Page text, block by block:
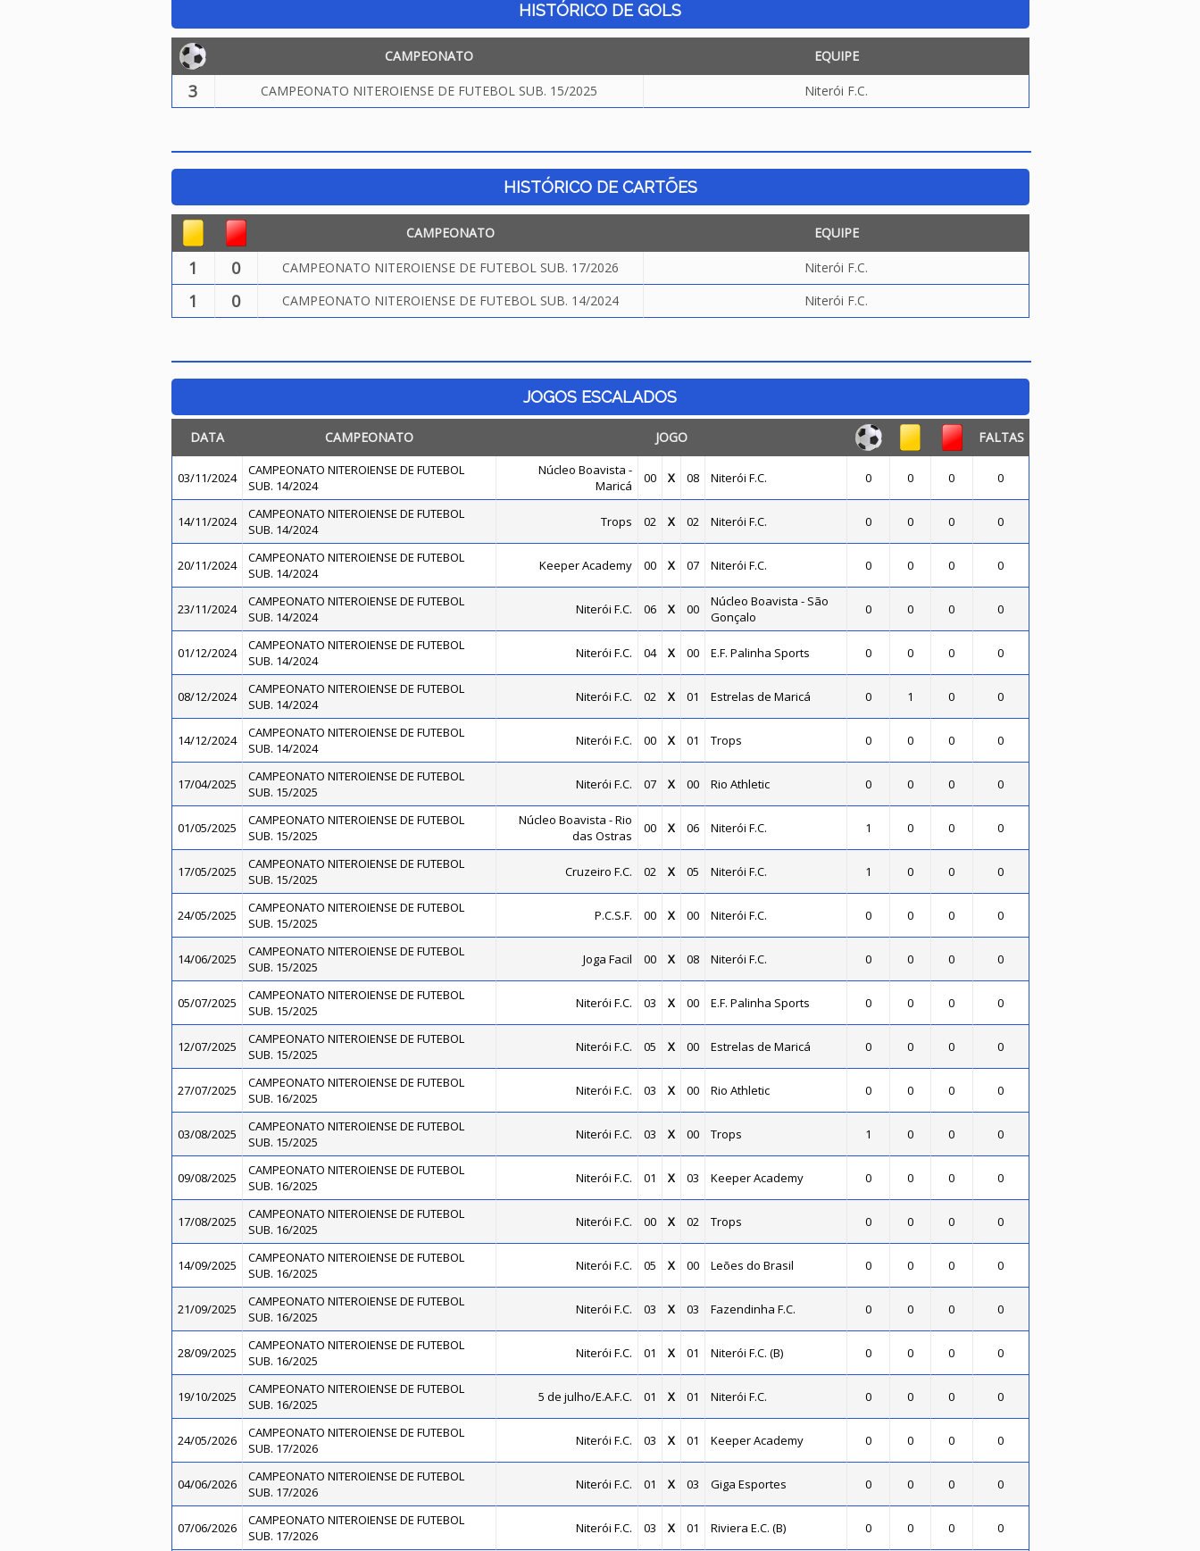
HISTÓRICO DE GOLS
CAMPEONATO EQUIPE
3 CAMPEONATO NITEROIENSE DE FUTEBOL SUB. 15/2025 Niterói F.C.
HISTÓRICO DE CARTÕES
CAMPEONATO EQUIPE
1 0 CAMPEONATO NITEROIENSE DE FUTEBOL SUB. 17/2026 Niterói F.C.
1 0 CAMPEONATO NITEROIENSE DE FUTEBOL SUB. 14/2024 Niterói F.C.
JOGOS ESCALADOS
DATA CAMPEONATO JOGO FALTAS
03/11/2024
CAMPEONATO NITEROIENSE DE FUTEBOL
SUB. 14/2024
Núcleo Boavista -
Maricá
00 X 08 Niterói F.C. 0 0 0 0
14/11/2024
CAMPEONATO NITEROIENSE DE FUTEBOL
SUB. 14/2024
Trops 02 X 02 Niterói F.C. 0 0 0 0
20/11/2024
CAMPEONATO NITEROIENSE DE FUTEBOL
SUB. 14/2024
Keeper Academy 00 X 07 Niterói F.C. 0 0 0 0
23/11/2024
CAMPEONATO NITEROIENSE DE FUTEBOL
SUB. 14/2024
Niterói F.C. 06 X 00
Núcleo Boavista - São
Gonçalo
0 0 0 0
01/12/2024
CAMPEONATO NITEROIENSE DE FUTEBOL
SUB. 14/2024
Niterói F.C. 04 X 00 E.F. Palinha Sports 0 0 0 0
08/12/2024
CAMPEONATO NITEROIENSE DE FUTEBOL
SUB. 14/2024
Niterói F.C. 02 X 01 Estrelas de Maricá 0 1 0 0
14/12/2024
CAMPEONATO NITEROIENSE DE FUTEBOL
SUB. 14/2024
Niterói F.C. 00 X 01 Trops 0 0 0 0
17/04/2025
CAMPEONATO NITEROIENSE DE FUTEBOL
SUB. 15/2025
Niterói F.C. 07 X 00 Rio Athletic 0 0 0 0
01/05/2025
CAMPEONATO NITEROIENSE DE FUTEBOL
SUB. 15/2025
Núcleo Boavista - Rio
das Ostras
00 X 06 Niterói F.C. 1 0 0 0
17/05/2025
CAMPEONATO NITEROIENSE DE FUTEBOL
SUB. 15/2025
Cruzeiro F.C. 02 X 05 Niterói F.C. 1 0 0 0
24/05/2025
CAMPEONATO NITEROIENSE DE FUTEBOL
SUB. 15/2025
P.C.S.F. 00 X 00 Niterói F.C. 0 0 0 0
14/06/2025
CAMPEONATO NITEROIENSE DE FUTEBOL
SUB. 15/2025
Joga Facil 00 X 08 Niterói F.C. 0 0 0 0
05/07/2025
CAMPEONATO NITEROIENSE DE FUTEBOL
SUB. 15/2025
Niterói F.C. 03 X 00 E.F. Palinha Sports 0 0 0 0
12/07/2025
CAMPEONATO NITEROIENSE DE FUTEBOL
SUB. 15/2025
Niterói F.C. 05 X 00 Estrelas de Maricá 0 0 0 0
27/07/2025
CAMPEONATO NITEROIENSE DE FUTEBOL
SUB. 16/2025
Niterói F.C. 03 X 00 Rio Athletic 0 0 0 0
03/08/2025
CAMPEONATO NITEROIENSE DE FUTEBOL
SUB. 15/2025
Niterói F.C. 03 X 00 Trops 1 0 0 0
09/08/2025
CAMPEONATO NITEROIENSE DE FUTEBOL
SUB. 16/2025
Niterói F.C. 01 X 03 Keeper Academy 0 0 0 0
17/08/2025
CAMPEONATO NITEROIENSE DE FUTEBOL
SUB. 16/2025
Niterói F.C. 00 X 02 Trops 0 0 0 0
14/09/2025
CAMPEONATO NITEROIENSE DE FUTEBOL
SUB. 16/2025
Niterói F.C. 05 X 00 Leões do Brasil 0 0 0 0
21/09/2025
CAMPEONATO NITEROIENSE DE FUTEBOL
SUB. 16/2025
Niterói F.C. 03 X 03 Fazendinha F.C. 0 0 0 0
28/09/2025
CAMPEONATO NITEROIENSE DE FUTEBOL
SUB. 16/2025
Niterói F.C. 01 X 01 Niterói F.C. (B) 0 0 0 0
19/10/2025
CAMPEONATO NITEROIENSE DE FUTEBOL
SUB. 16/2025
5 de julho/E.A.F.C. 01 X 01 Niterói F.C. 0 0 0 0
24/05/2026
CAMPEONATO NITEROIENSE DE FUTEBOL
SUB. 17/2026
Niterói F.C. 03 X 01 Keeper Academy 0 0 0 0
04/06/2026
CAMPEONATO NITEROIENSE DE FUTEBOL
SUB. 17/2026
Niterói F.C. 01 X 03 Giga Esportes 0 0 0 0
07/06/2026
CAMPEONATO NITEROIENSE DE FUTEBOL
SUB. 17/2026
Niterói F.C. 03 X 01 Riviera E.C. (B) 0 0 0 0